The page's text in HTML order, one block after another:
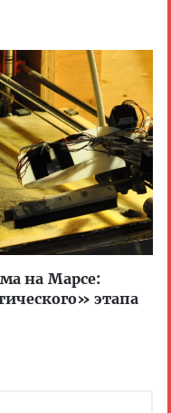
на Марсе:
этапа